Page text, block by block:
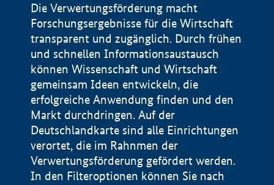
Die Verwertungsförderung macht
Forschungsergebnisse für die Wirtschaft
transparent und zugänglich. Durch frühen
und schnellen Informationsaustausch
können Wissenschaft und Wirtschaft
gemeinsam Ideen entwickeln, die
erfolgreiche Anwendung finden und den
Markt durchdringen. Auf der
Deutschlandkarte sind alle Einrichtungen
verortet, die im Rahnmen der
Verwertungsförderung gefördert werden.
In den Filteroptionen können Sie nach